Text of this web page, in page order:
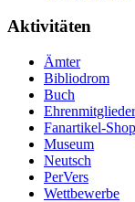
Aktivitäten
Ämter
Bibliodrom
Buch
Ehrenmitglieder
Fanartikel-Shop
Museum
Neutsch
PerVers
Wettbewerbe